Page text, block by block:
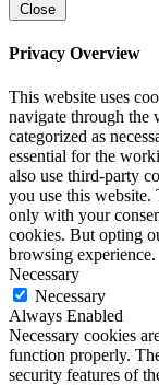
Close
Privacy Overview
This website uses
navigate through the
categorized as
essential for the
also use third-party
you use this
only with your
cookies. But opting
browsing experience.
Necessary
Necessary
Always Enabled
Necessary cookies
function properly.
security features of